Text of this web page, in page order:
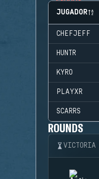
JUGADOR
CHEFJEFF
HUNTR
KYRO
PLAYXR
SCARRS
ROUNDS
VICTORIA